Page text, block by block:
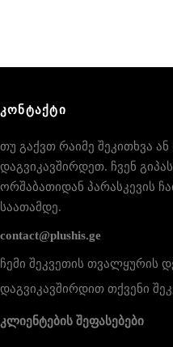
ᲙᲝᲜᲢᲐᲥᲢᲘ
თუ გაქვთ რაიმე შეკითხვა
დაგვიკავშირდეთ. ჩვენ
ორშაბათიდან პარასკევის
საათამდე.
contact@plushis.ge
ჩემი შეკვეთის თვალყურის
დაგვიკავშირდით თქვენი
კლიენტების შეფასებები